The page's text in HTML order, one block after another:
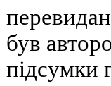
був
пiдсумки